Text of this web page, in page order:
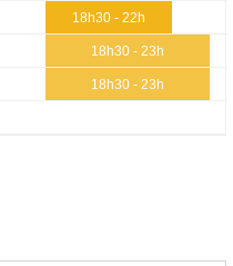
18h30 - 22h
18h30 - 23h
18h30 - 23h